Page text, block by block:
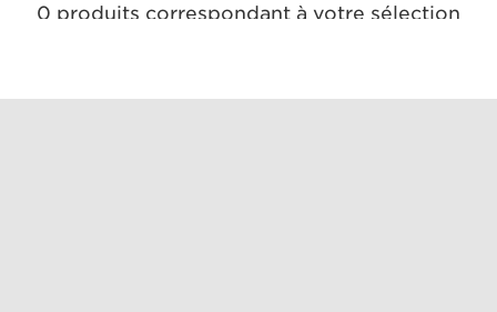
0 produits correspondant à votre sélection